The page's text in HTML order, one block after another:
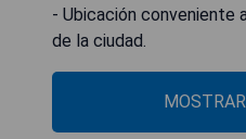
- Ubicación conveniente
de la ciudad.